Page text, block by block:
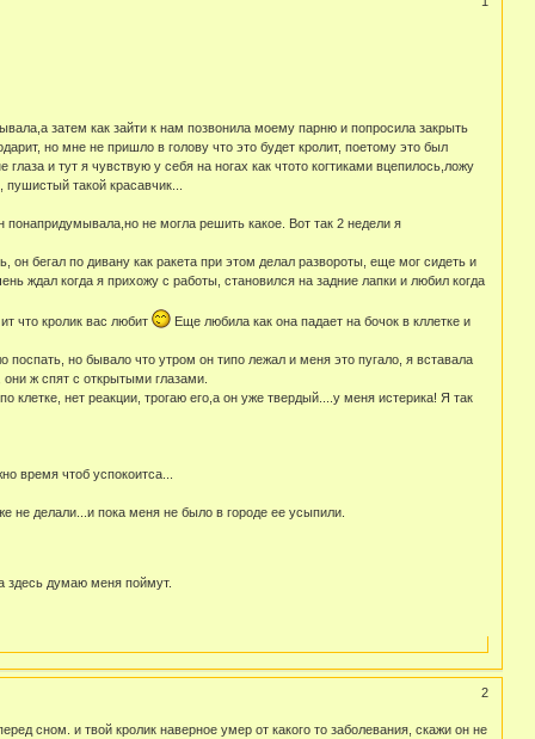
затем как зайти к нам позвонила моему парню и попросила закрыть
но мне не пришло в голову что это будет кролит, поетому это был
и тут я чувствую у себя на ногах как чтото когтиками вцепилось,ложу
такой красавчик...
не могла решить какое. Вот так 2 недели я
бегал по дивану как ракета при этом делал развороты, еще мог сидеть и
ждал когда я прихожу с работы, становился на задние лапки и любил когда
что кролик вас любит Еще любила как она падает на бочок в кллетке и
но бывало что утром он типо лежал и меня это пугало, я вставала
ж спят с открытыми глазами.
клетке, нет реакции, трогаю его,а он уже твердый....у меня истерика! Я так
время чтоб успокоитса...
не делали...и пока меня не было в городе ее усыпили.
здесь думаю меня поймут.
2
сном. и твой кролик наверное умер от какого то заболевания, скажи он не